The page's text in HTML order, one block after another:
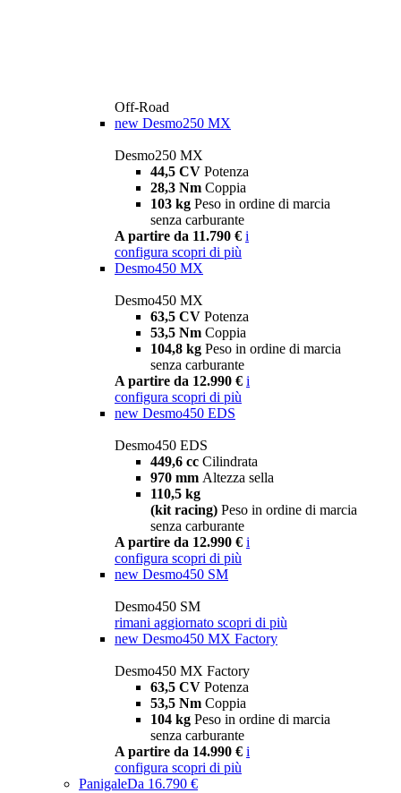
Off-Road
new Desmo250 MX
Desmo250 MX
44,5 CV Potenza
28,3 Nm Coppia
103 kg Peso in ordine di marcia
senza carburante
A partire da 11.790 € i
configura scopri di più
Desmo450 MX
Desmo450 MX
63,5 CV Potenza
53,5 Nm Coppia
104,8 kg Peso in ordine di marcia
senza carburante
A partire da 12.990 € i
configura scopri di più
new Desmo450 EDS
Desmo450 EDS
449,6 cc Cilindrata
970 mm Altezza sella
110,5 kg
(kit racing) Peso in ordine di marcia
senza carburante
A partire da 12.990 € i
configura scopri di più
new Desmo450 SM
Desmo450 SM
rimani aggiornato scopri di più
new Desmo450 MX Factory
Desmo450 MX Factory
63,5 CV Potenza
53,5 Nm Coppia
104 kg Peso in ordine di marcia
senza carburante
A partire da 14.990 € i
configura scopri di più
PanigaleDa 16.790 €